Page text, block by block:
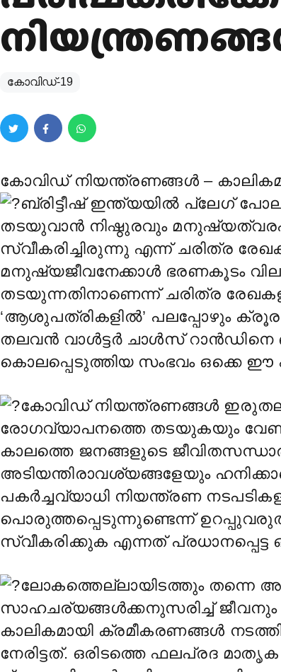
കോവിഡ്-19
കോവിഡ് നിയന്ത്രണങ്ങൾ –
ബ്രിട്ടീഷ് ഇന്ത്യയിൽ പ്ലേഗ്
തടയുവാൻ നിഷ്ഠുരവും
സ്വീകരിച്ചിരുന്നു എന്ന് ചരിത്ര
മനുഷ്യജീവനേക്കാൾ ഭരണകൂടം
തടയുന്നതിനാണെന്ന് ചരിത്ര
‘ആശുപത്രികളിൽ’ പലപ്പോഴും ക്രൂരത
തലവൻ വാൾട്ടർ ചാൾസ് റാൻഡിനെ
കൊലപ്പെടുത്തിയ സംഭവം ഒക്കെ ഈ
കോവിഡ് നിയന്ത്രണങ്ങൾ
രോഗവ്യാപനത്തെ തടയുകയും
കാലത്തെ ജനങ്ങളുടെ
അടിയന്തിരാവശ്യങ്ങളേയും
പകർച്ചവ്യാധി നിയന്ത്രണ
പൊരുത്തപ്പെടുന്നുണ്ടെന്ന്
സ്വീകരിക്കുക എന്നത് പ്രധാനപ്പെട്ട
ലോകത്തെല്ലായിടത്തും തന്നെ
സാഹചര്യങ്ങൾക്കനുസരിച്ച്
കാലികമായി ക്രമീകരണങ്ങൾ
നേരിട്ടത്. ഒരിടത്തെ ഫലപ്രദ